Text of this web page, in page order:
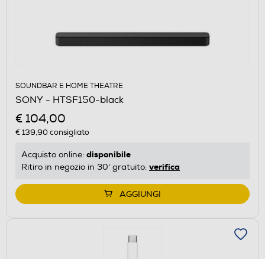
SOUNDBAR E HOME THEATRE
SONY - HTSF150-black
€ 104,00
€ 139,90consigliato
Acquisto online: disponibile
Ritiro in negozio in 30' gratuito: verifica
AGGIUNGI